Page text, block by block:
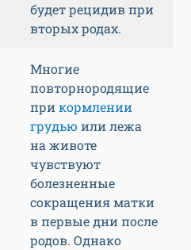
будет рецидив при
вторых родах.
Многие
повторнородящие
прикормлении
грудью или лежа
на животе
чувствуют
болезненные
сокращения матки
в первые дни после
родов. Однако